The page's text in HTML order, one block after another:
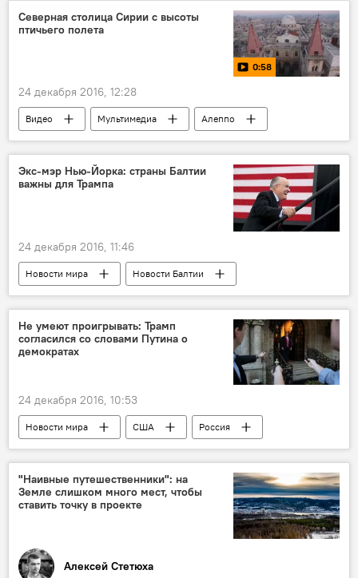
Дед Мороз
Северная столица Сирии с высоты
птичьего полета
0:58
24 декабря 2016, 12:28
Видео Мультимедиа Алеппо
Экс-мэр Нью-Йорка: страны Балтии
важны для Трампа
24 декабря 2016, 11:46
Новости мира
Новости Балтии
Балтия
Рудольф Джулиани
Не умеют проигрывать: Трамп
согласился со словами Путина о
демократах
24 декабря 2016, 10:53
Новости мира США
Россия
Дональд Трамп
Владимир Путин
"Наивные путешественники": на
Земле слишком много мест, чтобы
ставить точку в проекте
Алексей Стетюха